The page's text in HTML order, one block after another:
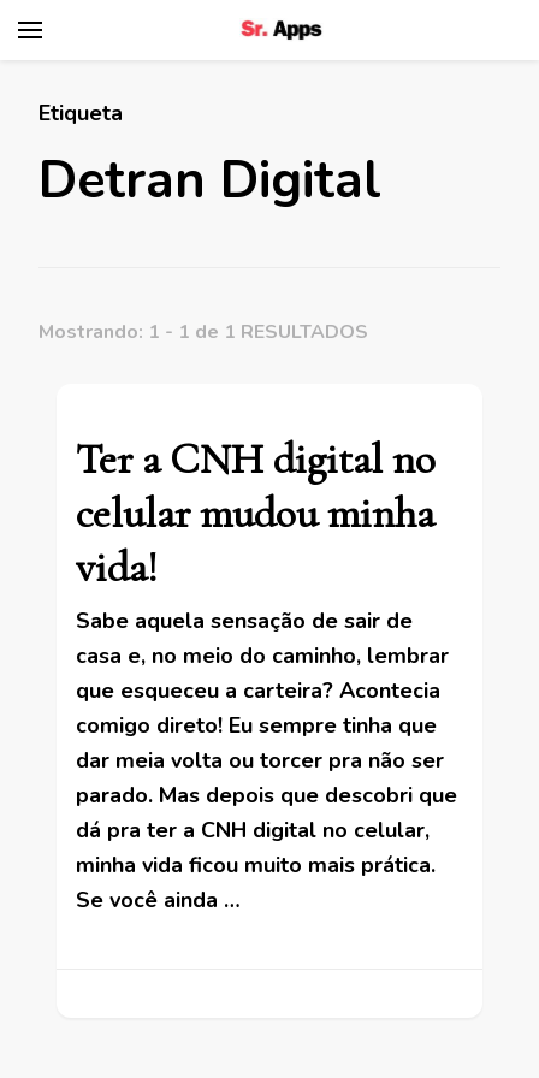
Etiqueta
Detran Digital
Mostrando: 1 - 1 de 1 RESULTADOS
Ter a CNH digital no
celular mudou minha
vida!
Sabe aquela sensação de sair de
casa e, no meio do caminho, lembrar
que esqueceu a carteira? Acontecia
comigo direto! Eu sempre tinha que
dar meia volta ou torcer pra não ser
parado. Mas depois que descobri que
dá pra ter a CNH digital no celular,
minha vida ficou muito mais prática.
Se você ainda …